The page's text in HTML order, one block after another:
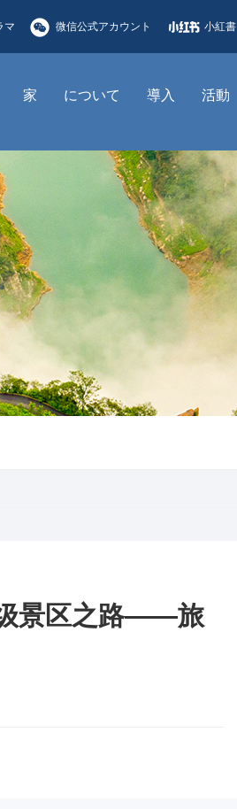
マ 微信公式アカウント 小紅書
家 について 導入 活動
级景区之路——旅